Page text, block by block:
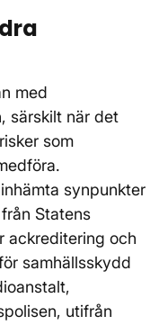
med
särskilt när det
som
synpunkter
Statens
ackreditering och
samhällsskydd
utifrån